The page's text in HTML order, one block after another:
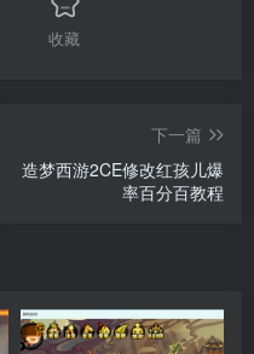
收藏
下一篇
造梦西游2CE修改红孩儿爆
率百分百教程